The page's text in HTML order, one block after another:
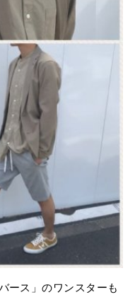
ース」のワンスターも